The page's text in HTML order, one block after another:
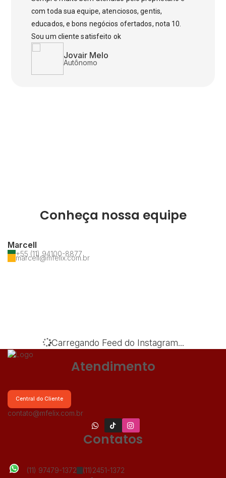
Jovair Melo
Autônomo
com toda sua equipe, atenciosos, gentis,
educados, e bons negócios ofertados, nota 10.
Sou um cliente satisfeito ok
Conheça nossa equipe
Marcell
+55 (11) 94100-8877
marcell@mfelix.com.br
Carregando Feed do Instagram...
Atendimento
Central do Cliente
contato@mfelix.com.br
Contatos
(11) 97479-1372 (11)2451-1372